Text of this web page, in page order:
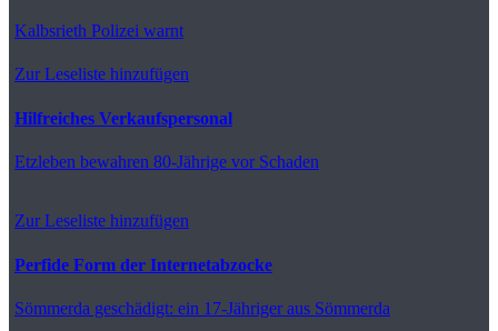
Kalbsrieth Polizei warnt
Zur Leseliste hinzufügen
Hilfreiches Verkaufspersonal
Etzleben bewahren 80-Jährige vor Schaden
Zur Leseliste hinzufügen
Perfide Form der Internetabzocke
Sömmerda geschädigt: ein 17-Jähriger aus Sömmerda